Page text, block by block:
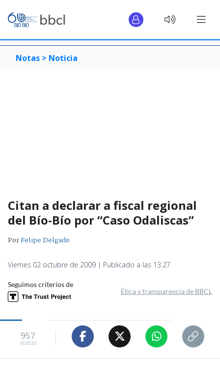
Notas > Noticia
Citan a declarar a fiscal regional
del Bío-Bío por “Caso Odaliscas”
PorFelipe Delgado
Viernes 02 octubre de 2009 | Publicado a las 13:27
Seguimos criterios de
Ética y transparencia de BBCL
957
visitas